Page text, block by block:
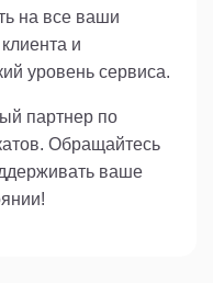
на все ваши
и
уровень сервиса.
партнер по
Обращайтесь
ваше